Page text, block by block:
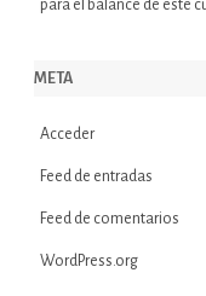
para el balance de este
META
Acceder
Feed de entradas
Feed de comentarios
WordPress.org